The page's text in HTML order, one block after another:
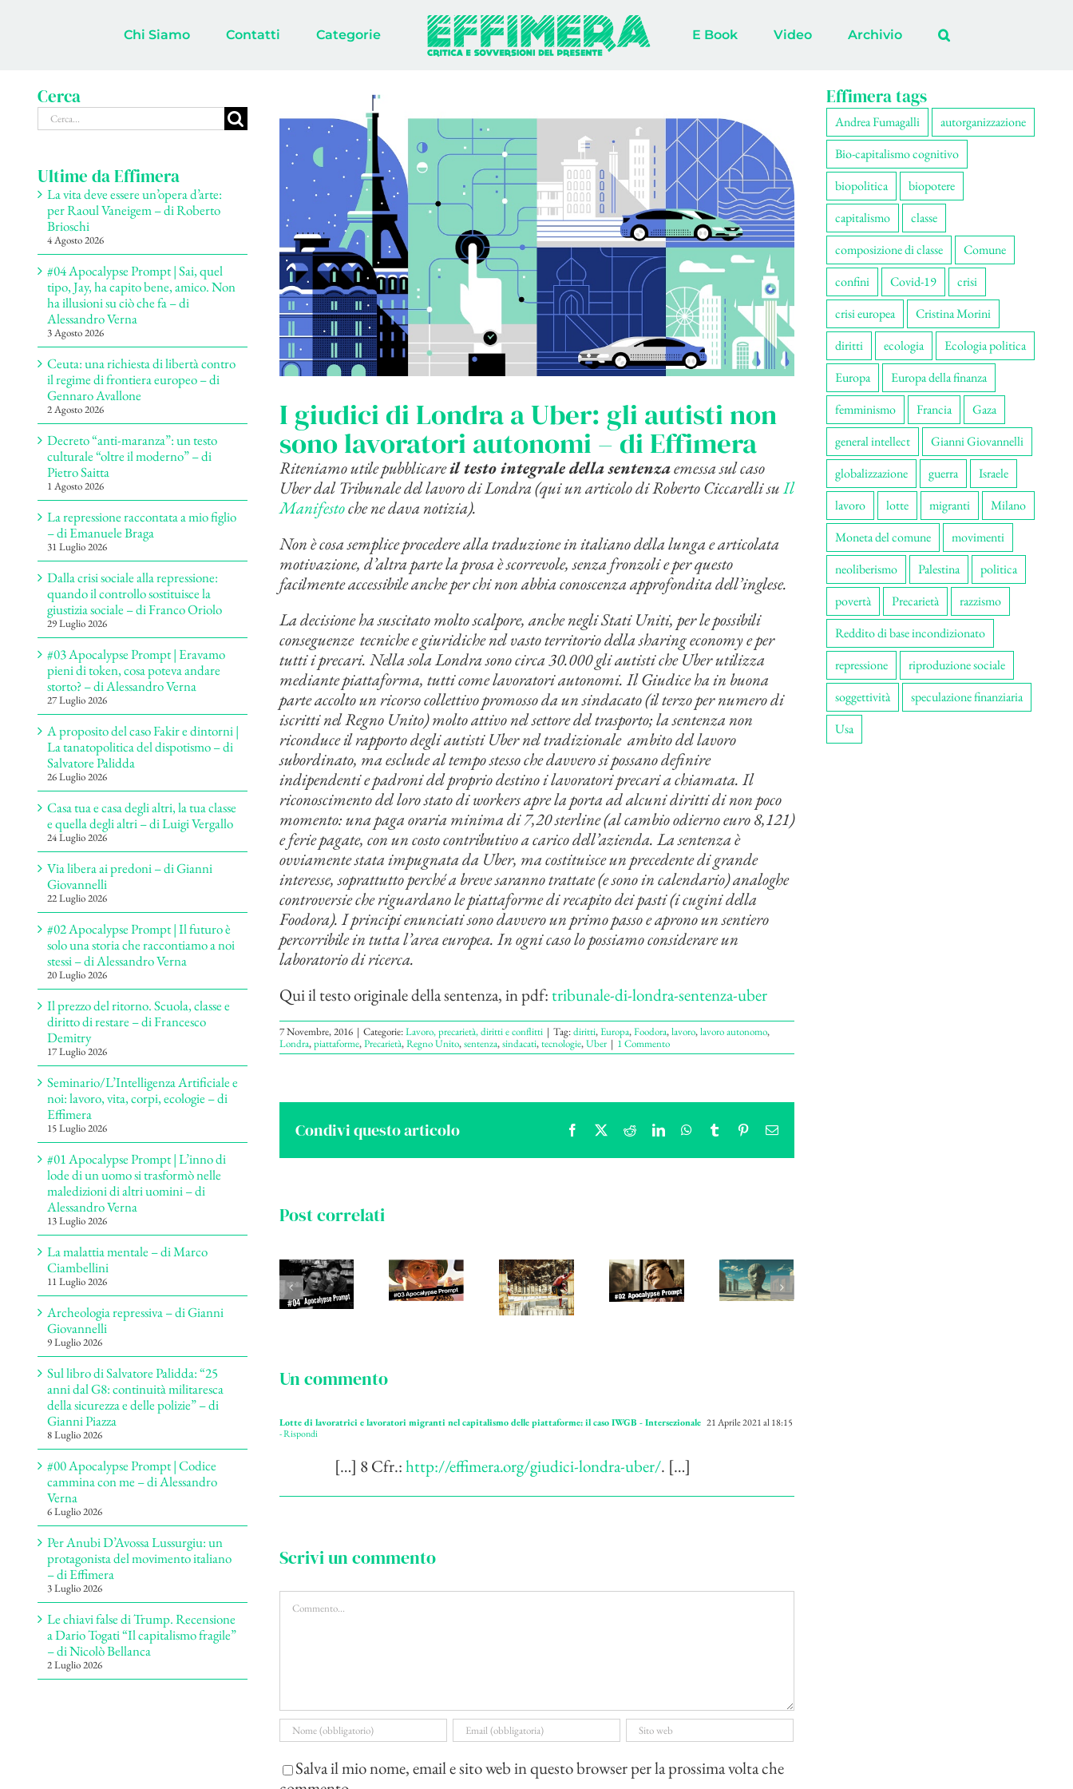
Chi Siamo Contatti Categorie E Book Video Archivio
immagine
I giudici di Londra a Uber: gli autisti non
sono lavoratori autonomi – di Effimera
Riteniamo utile pubblicareil testo integrale della sentenzaemessa sul caso
Uber dal Tribunale del lavoro di Londra (qui un articolo di Roberto Ciccarelli suIl
Manifestoche ne dava notizia).
Non è cosa semplice procedere alla traduzione in italiano della lunga e articolata
motivazione, d’altra parte la prosa è scorrevole, senza fronzoli e per questo
facilmente accessibile anche per chi non abbia conoscenza approfondita dell’inglese.
La decisione ha suscitato molto scalpore, anche negli Stati Uniti, per le possibili
conseguenze tecniche e giuridiche nel vasto territorio della sharing economy e per
tutti i precari. Nella sola Londra sono circa 30.000 gli autisti che Uber utilizza
mediante piattaforma, tutti come lavoratori autonomi. Il Giudice ha in buona
parte accolto un ricorso collettivo promosso da un sindacato (il terzo per numero di
iscritti nel Regno Unito) molto attivo nel settore del trasporto; la sentenza non
riconduce il rapporto degli autisti Uber nel tradizionale ambito del lavoro
subordinato, ma esclude al tempo stesso che davvero si possano definire
indipendenti e padroni del proprio destino i lavoratori precari a chiamata. Il
riconoscimento del loro stato di workers apre la porta ad alcuni diritti di non poco
momento: una paga oraria minima di 7,20 sterline (al cambio odierno euro 8,121)
e ferie pagate, con un costo contributivo a carico dell’azienda. La sentenza è
ovviamente stata impugnata da Uber, ma costituisce un precedente di grande
interesse, soprattutto perché a breve saranno trattate (e sono in calendario) analoghe
controversie che riguardano le piattaforme di recapito dei pasti (i cugini della
Foodora). I principi enunciati sono davvero un primo passo e aprono un sentiero
percorribile in tutta l’area europea. In ogni caso lo possiamo considerare un
laboratorio di ricerca.
Qui il testo originale della sentenza, in pdf:tribunale-di-londra-sentenza-uber
7 Novembre, 2016 | Categorie:Lavoro, precarietà, diritti e conflitti | Tag:diritti,Europa,Foodora,lavoro,lavoro autonomo,
Londra,piattaforme,Precarietà,Regno Unito,sentenza,sindacati,tecnologie,Uber | 1 Commento
Condivi questo articolo Facebook
X RedditLinkedInWhatsApp
TumblrPinterestEmail
Post correlati
Un commento
Lotte di lavoratrici e lavoratori migranti nel capitalismo delle piattaforme: il caso IWGB - Intersezionale 21 Aprile 2021 al 18:15
- Rispondi
[…] 8 Cfr.:http://effimera.org/giudici-londra-uber/. […]
Scrivi un commento
Commento
Salva il mio nome, email e sito web in questo browser per la prossima volta che
Cerca
Cerca
per:
Ultime da Effimera
La vita deve essere un’opera d’arte:
per Raoul Vaneigem – di Roberto
Brioschi
4 Agosto 2026
#04 Apocalypse Prompt | Sai, quel
tipo, Jay, ha capito bene, amico. Non
ha illusioni su ciò che fa – di
Alessandro Verna
3 Agosto 2026
Ceuta: una richiesta di libertà contro
il regime di frontiera europeo – di
Gennaro Avallone
2 Agosto 2026
Decreto “anti-maranza”: un testo
culturale “oltre il moderno” – di
Pietro Saitta
1 Agosto 2026
La repressione raccontata a mio figlio
– di Emanuele Braga
31 Luglio 2026
Dalla crisi sociale alla repressione:
quando il controllo sostituisce la
giustizia sociale – di Franco Oriolo
29 Luglio 2026
#03 Apocalypse Prompt | Eravamo
pieni di token, cosa poteva andare
storto? – di Alessandro Verna
27 Luglio 2026
A proposito del caso Fakir e dintorni |
La tanatopolitica del dispotismo – di
Salvatore Palidda
26 Luglio 2026
Casa tua e casa degli altri, la tua classe
e quella degli altri – di Luigi Vergallo
24 Luglio 2026
Via libera ai predoni – di Gianni
Giovannelli
22 Luglio 2026
#02 Apocalypse Prompt | Il futuro è
solo una storia che raccontiamo a noi
stessi – di Alessandro Verna
20 Luglio 2026
Il prezzo del ritorno. Scuola, classe e
diritto di restare – di Francesco
Demitry
17 Luglio 2026
Seminario/L’Intelligenza Artificiale e
noi: lavoro, vita, corpi, ecologie – di
Effimera
15 Luglio 2026
#01 Apocalypse Prompt | L’inno di
lode di un uomo si trasformò nelle
maledizioni di altri uomini – di
Alessandro Verna
13 Luglio 2026
La malattia mentale – di Marco
Ciambellini
11 Luglio 2026
Archeologia repressiva – di Gianni
Giovannelli
9 Luglio 2026
Sul libro di Salvatore Palidda: “25
anni dal G8: continuità militaresca
della sicurezza e delle polizie” – di
Gianni Piazza
8 Luglio 2026
#00 Apocalypse Prompt | Codice
cammina con me – di Alessandro
Verna
6 Luglio 2026
Per Anubi D’Avossa Lussurgiu: un
protagonista del movimento italiano
– di Effimera
3 Luglio 2026
Le chiavi false di Trump. Recensione
a Dario Togati “Il capitalismo fragile”
– di Nicolò Bellanca
2 Luglio 2026
Effimera tags
Andrea Fumagalli
autorganizzazione
Bio-capitalismo cognitivo
biopolitica
biopotere
capitalismo
classe
composizione di classe
Comune
confini
Covid-19
crisi
crisi europea
Cristina Morini
diritti
ecologia
Ecologia politica
Europa
Europa della finanza
femminismo
Francia
Gaza
general intellect
Gianni Giovannelli
globalizzazione
guerra
Israele
lavoro
lotte migranti
Milano
Moneta del comune
movimenti
neoliberismo
Palestina
politica
povertà
Precarietà
razzismo
Reddito di base incondizionato
repressione
riproduzione sociale
soggettività
speculazione finanziaria
Usa